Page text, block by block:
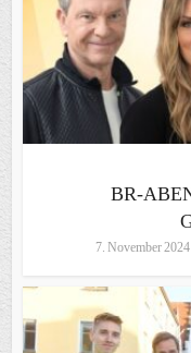
BR-
7. November 2024